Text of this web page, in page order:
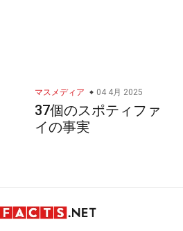
マスメディア 04 4月 2025
37個のスポティファ
イの事実